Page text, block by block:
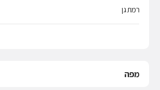
רמת גן
מפה